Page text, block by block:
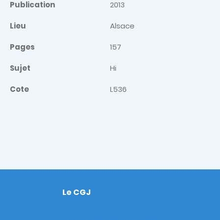
Publication 2013
Lieu Alsace
Pages 157
Sujet Hi
Cote L536
Footer
Le CGJ